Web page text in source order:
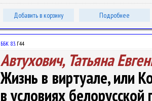
Добавить в корзину Подробнее
ББК 83.Г44
Автухович, Татьяна
Жизнь в виртуале, или
в условиях белорусской